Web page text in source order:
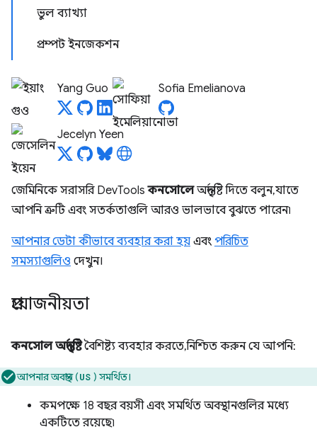
ভুল ব্যাখ্যা
প্রম্পট ইনজেকশন
Yang Guo Sofia Emelianova
Jecelyn Yeen
জেমিনিকে সরাসরি DevToolsকনসোলেঅন্তর্দৃষ্টি দিতে বলুন, যাতে
আপনি ত্রুটি এবং সতর্কতাগুলি আরও ভালভাবে বুঝতে পারেন৷
আপনার ডেটা কীভাবে ব্যবহার করা হয় এবং পরিচিত
সমস্যাগুলিও দেখুন।
প্রয়োজনীয়তা
কনসোল অন্তর্দৃষ্টিবৈশিষ্ট্য ব্যবহার করতে, নিশ্চিত করুন যে আপনি:
আপনার অবস্থান (US ) সমর্থিত।
কমপক্ষে 18 বছর বয়সী এবং সমর্থিত অবস্থানগুলির মধ্যে
একটিতে রয়েছে৷